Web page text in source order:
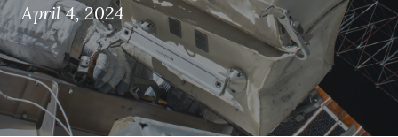
April 4, 2024